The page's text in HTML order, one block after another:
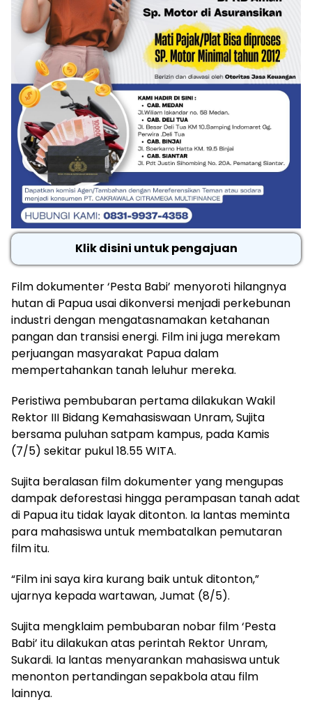
Klik disini untuk pengajuan
Film dokumenter ‘Pesta Babi’ menyoroti hilangnya
hutan di Papua usai dikonversi menjadi perkebunan
industri dengan mengatasnamakan ketahanan
pangan dan transisi energi. Film ini juga merekam
perjuangan masyarakat Papua dalam
mempertahankan tanah leluhur mereka.
Peristiwa pembubaran pertama dilakukan Wakil
Rektor III Bidang Kemahasiswaan Unram, Sujita
bersama puluhan satpam kampus, pada Kamis
(7/5) sekitar pukul 18.55 WITA.
Sujita beralasan film dokumenter yang mengupas
dampak deforestasi hingga perampasan tanah adat
di Papua itu tidak layak ditonton. Ia lantas meminta
para mahasiswa untuk membatalkan pemutaran
film itu.
“Film ini saya kira kurang baik untuk ditonton,”
ujarnya kepada wartawan, Jumat (8/5).
Sujita mengklaim pembubaran nobar film ‘Pesta
Babi’ itu dilakukan atas perintah Rektor Unram,
Sukardi. Ia lantas menyarankan mahasiswa untuk
menonton pertandingan sepakbola atau film
lainnya.